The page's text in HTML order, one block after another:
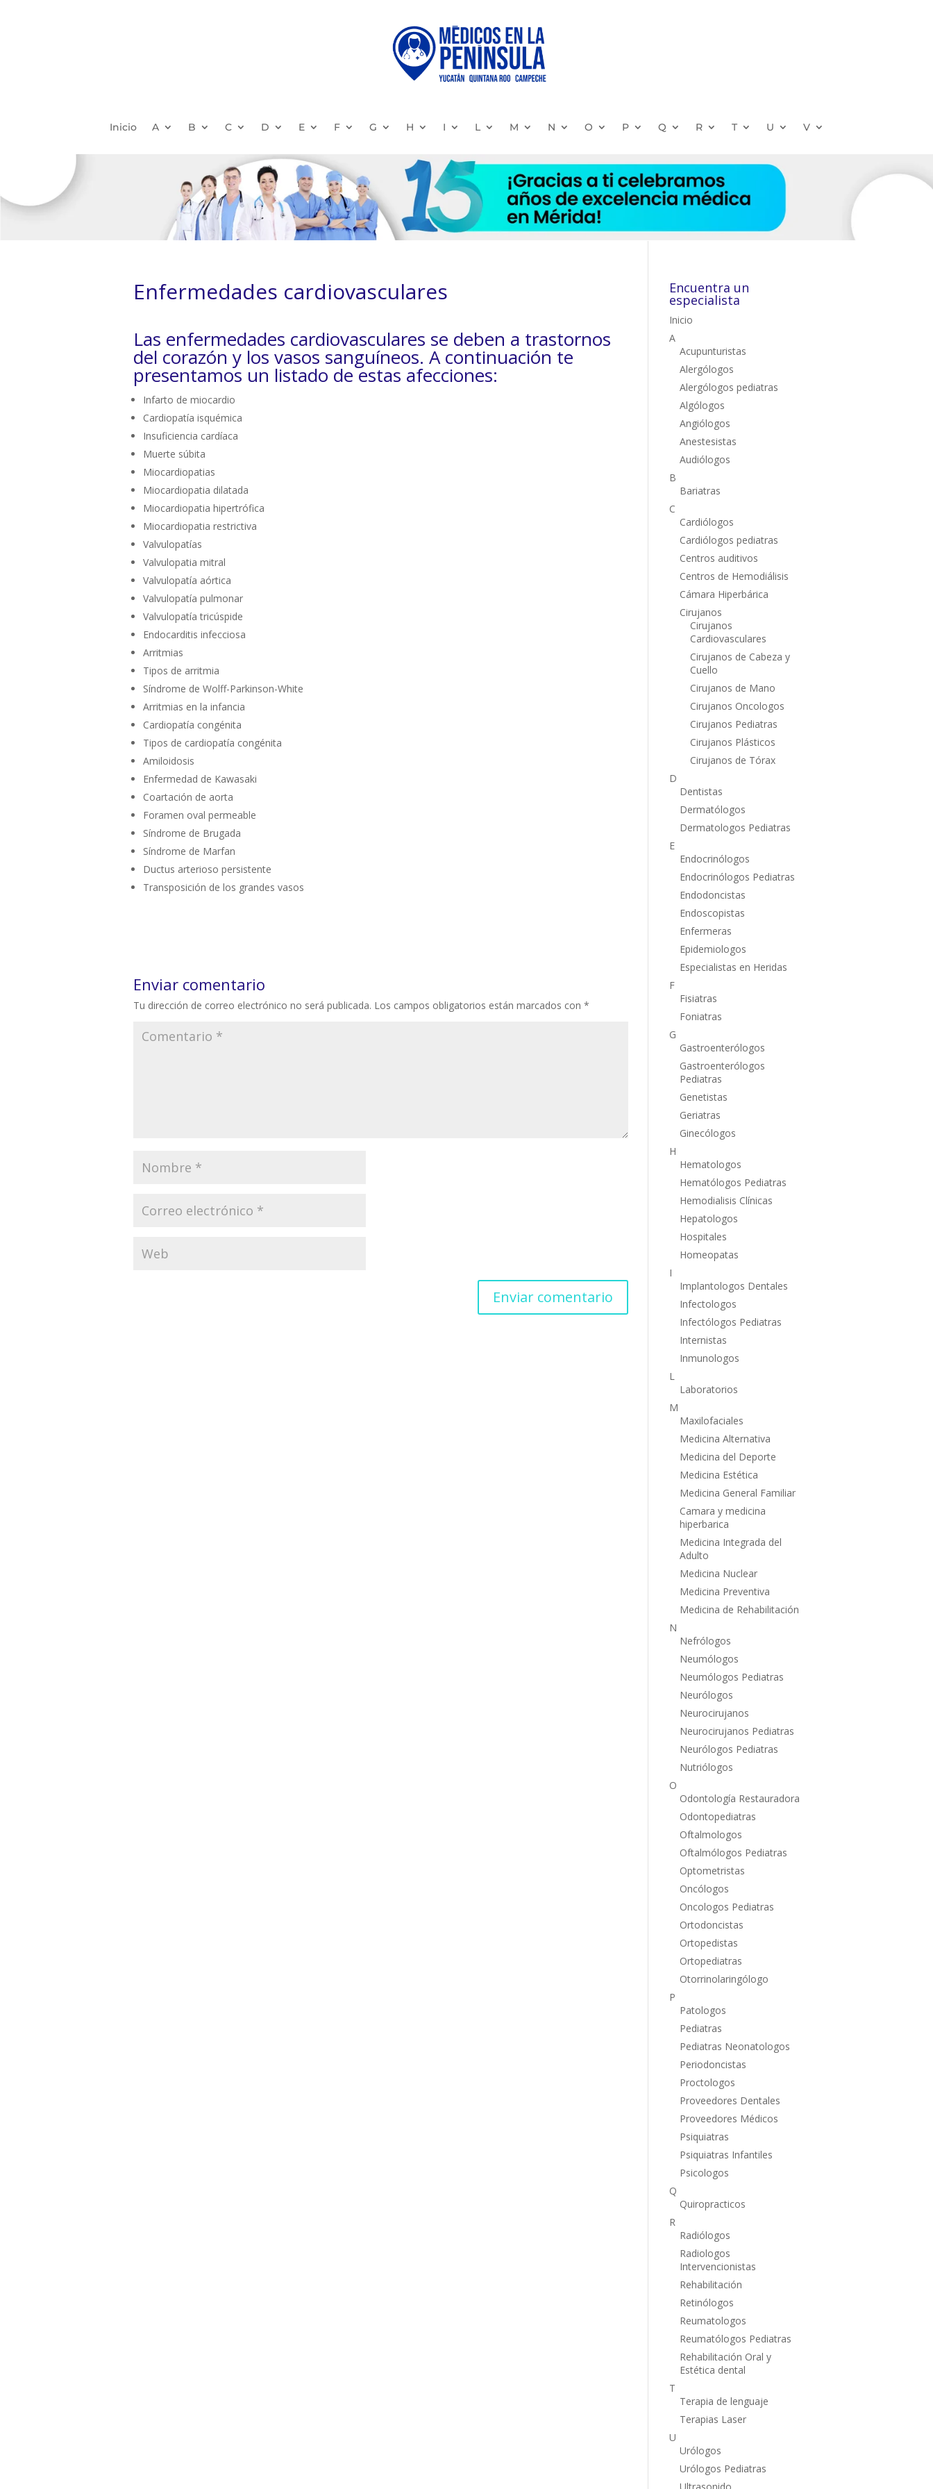
Inicio A B C D E F G H I L M N O P Q R T U V
Enfermedades cardiovasculares
Las enfermedades cardiovasculares se deben a trastornos
del corazón y los vasos sanguíneos. A continuación te
presentamos un listado de estas afecciones:
Infarto de miocardio
Cardiopatía isquémica
Insuficiencia cardíaca
Muerte súbita
Miocardiopatias
Miocardiopatia dilatada
Miocardiopatia hipertrófica
Miocardiopatia restrictiva
Valvulopatías
Valvulopatia mitral
Valvulopatía aórtica
Valvulopatía pulmonar
Valvulopatía tricúspide
Endocarditis infecciosa
Arritmias
Tipos de arritmia
Síndrome de Wolff-Parkinson-White
Arritmias en la infancia
Cardiopatía congénita
Tipos de cardiopatía congénita
Amiloidosis
Enfermedad de Kawasaki
Coartación de aorta
Foramen oval permeable
Síndrome de Brugada
Síndrome de Marfan
Ductus arterioso persistente
Transposición de los grandes vasos
Enviar comentario
Tu dirección de correo electrónico no será publicada. Los campos obligatorios están marcados con *
Encuentra un
especialista
Inicio
A
Acupunturistas
Alergólogos
Alergólogos pediatras
Algólogos
Angiólogos
Anestesistas
Audiólogos
B
Bariatras
C
Cardiólogos
Cardiólogos pediatras
Centros auditivos
Centros de Hemodiálisis
Cámara Hiperbárica
Cirujanos
Cirujanos
Cardiovasculares
Cirujanos de Cabeza y
Cuello
Cirujanos de Mano
Cirujanos Oncologos
Cirujanos Pediatras
Cirujanos Plásticos
Cirujanos de Tórax
D
Dentistas
Dermatólogos
Dermatologos Pediatras
E
Endocrinólogos
Endocrinólogos Pediatras
Endodoncistas
Endoscopistas
Enfermeras
Epidemiologos
Especialistas en Heridas
F
Fisiatras
Foniatras
G
Gastroenterólogos
Gastroenterólogos
Pediatras
Genetistas
Geriatras
Ginecólogos
H
Hematologos
Hematólogos Pediatras
Hemodialisis Clínicas
Hepatologos
Hospitales
Homeopatas
I
Implantologos Dentales
Infectologos
Infectólogos Pediatras
Internistas
Inmunologos
L
Laboratorios
M
Maxilofaciales
Medicina Alternativa
Medicina del Deporte
Medicina Estética
Medicina General Familiar
Camara y medicina
hiperbarica
Medicina Integrada del
Adulto
Medicina Nuclear
Medicina Preventiva
Medicina de Rehabilitación
N
Nefrólogos
Neumólogos
Neumólogos Pediatras
Neurólogos
Neurocirujanos
Neurocirujanos Pediatras
Neurólogos Pediatras
Nutriólogos
O
Odontología Restauradora
Odontopediatras
Oftalmologos
Oftalmólogos Pediatras
Optometristas
Oncólogos
Oncologos Pediatras
Ortodoncistas
Ortopedistas
Ortopediatras
Otorrinolaringólogo
P
Patologos
Pediatras
Pediatras Neonatologos
Periodoncistas
Proctologos
Proveedores Dentales
Proveedores Médicos
Psiquiatras
Psiquiatras Infantiles
Psicologos
Q
Quiropracticos
R
Radiólogos
Radiologos
Intervencionistas
Rehabilitación
Retinólogos
Reumatologos
Reumatólogos Pediatras
Rehabilitación Oral y
Estética dental
T
Terapia de lenguaje
Terapias Laser
U
Urólogos
Urólogos Pediatras
Ultrasonido